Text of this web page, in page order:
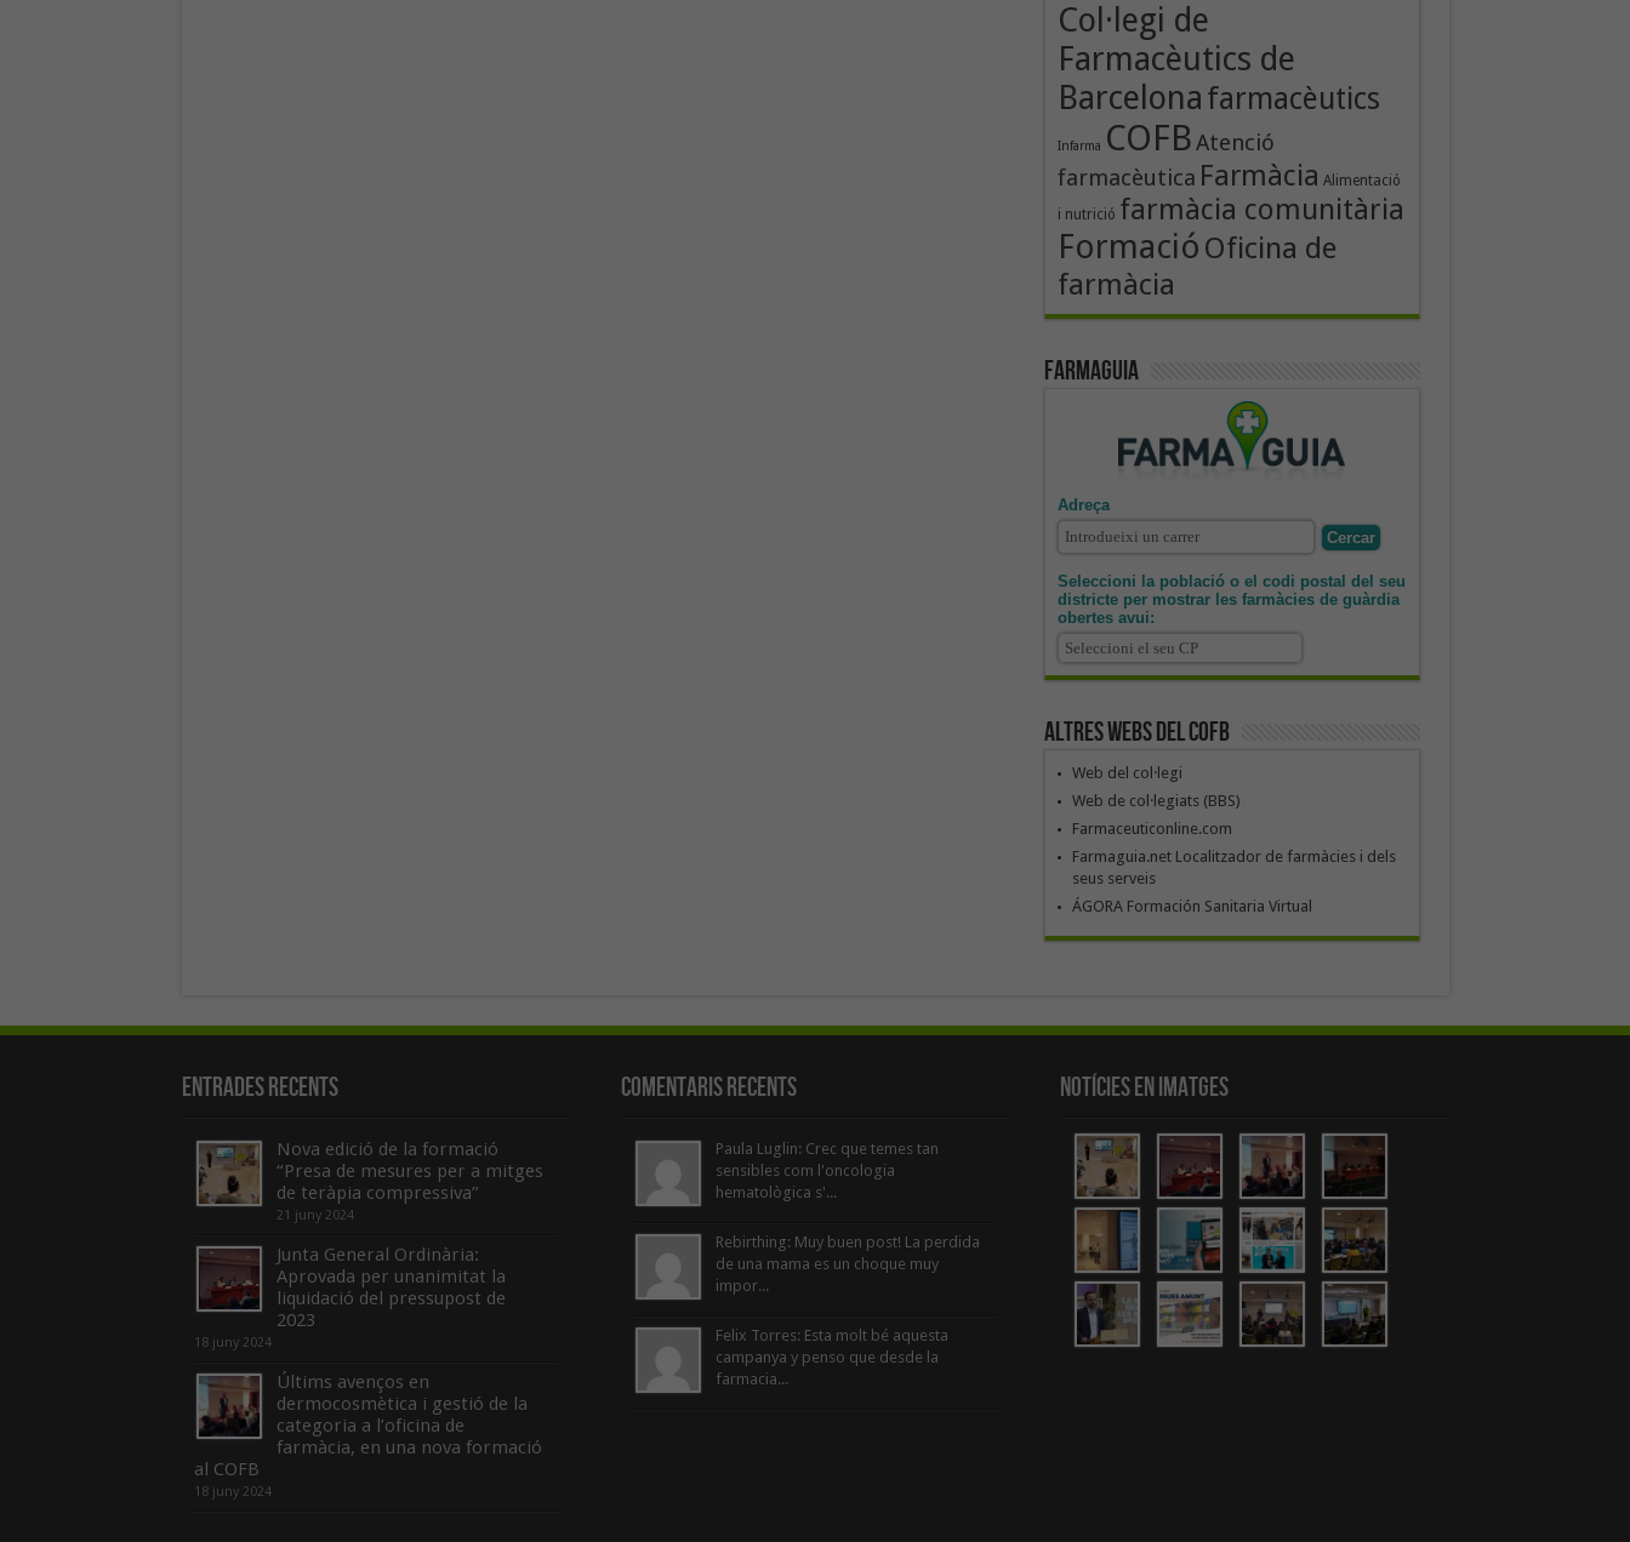
Col·legi de
Farmacèutics de
Barcelona farmacèutics
Infarma COFBAtenció
farmacèutica Farmàcia Alimentació
i nutrició farmàcia comunitària
Formació Oficina de
farmàcia
Farmaguia
Adreça
Seleccioni la població o el codi postal del seu
districte per mostrar les farmàcies de guàrdia
obertes avui:
Altres webs del COFB
Web del col·legi
Web de col·legiats (BBS)
Farmaceuticonline.com
Farmaguia.net Localitzador de farmàcies i dels
seus serveis
ÁGORA Formación Sanitaria Virtual
Entrades recents
Nova edició de la formació
“Presa de mesures per a mitges
de teràpia compressiva”
21 juny 2024
Junta General Ordinària:
Aprovada per unanimitat la
liquidació del pressupost de
2023
18 juny 2024
Últims avenços en
dermocosmètica i gestió de la
categoria a l’oficina de
farmàcia, en una nova formació
al COFB
18 juny 2024
Comentaris Recents
Paula Luglin: Crec que temes tan
sensibles com l'oncologia
hematològica s'...
Rebirthing: Muy buen post! La perdida
de una mama es un choque muy
impor...
Felix Torres: Esta molt bé aquesta
campanya y penso que desde la
farmacia...
Notícies en Imatges